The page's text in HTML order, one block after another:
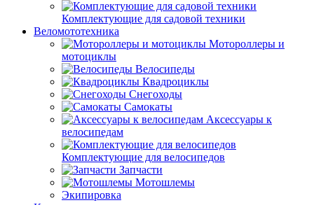
Комплектующие для садовой техники
Веломототехника
Мотороллеры и
мотоциклы
Велосипеды
Квадроциклы
Снегоходы
Самокаты
Аксессуары к
велосипедам
Комплектующие для велосипедов
Запчасти
Мотошлемы
Экипировка